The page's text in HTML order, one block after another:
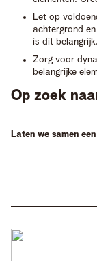
Let op
achtergrond
is dit belangrijk.
Zorg voor
belangrijke
Op zoek
Laten we samen